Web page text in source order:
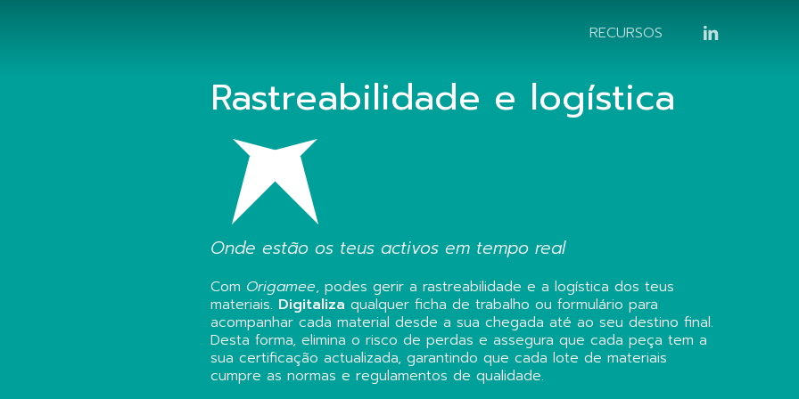
RECURSOS LINKEDIN
Rastreabilidade e logística
Onde estão os teus activos em tempo real
Com Origamee, podes gerir a rastreabilidade e a logística dos teus
materiais. Digitaliza qualquer ficha de trabalho ou formulário para
acompanhar cada material desde a sua chegada até ao seu destino final.
Desta forma, elimina o risco de perdas e assegura que cada peça tem a
sua certificação actualizada, garantindo que cada lote de materiais
cumpre as normas e regulamentos de qualidade.